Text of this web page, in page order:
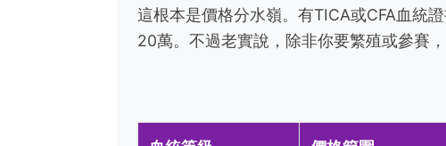
這根本是價格分水嶺。有TICA或CFA血統
20萬。不過老實說，除非你要繁殖或參賽